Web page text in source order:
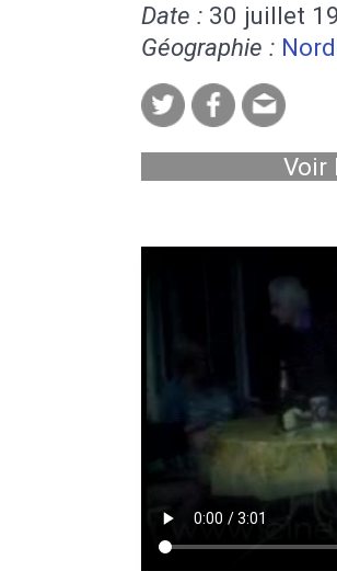
Date : 30 juillet
Géographie :
Voir